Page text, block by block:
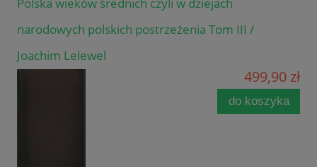
Polska wieków średnich czyli w dziejach
narodowych polskich postrzeżenia Tom III /
Joachim Lelewel
499,90 zł
do koszyka